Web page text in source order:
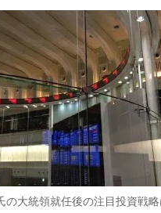
の大統領就任後の注目投資戦略